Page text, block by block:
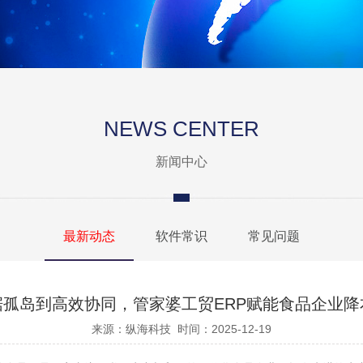
NEWS CENTER
新闻中心
最新动态 软件常识 常见问题
岛到高效协同，管家婆工贸ERP赋能食品企业
来源： 纵海科技 时间： 2025-12-19